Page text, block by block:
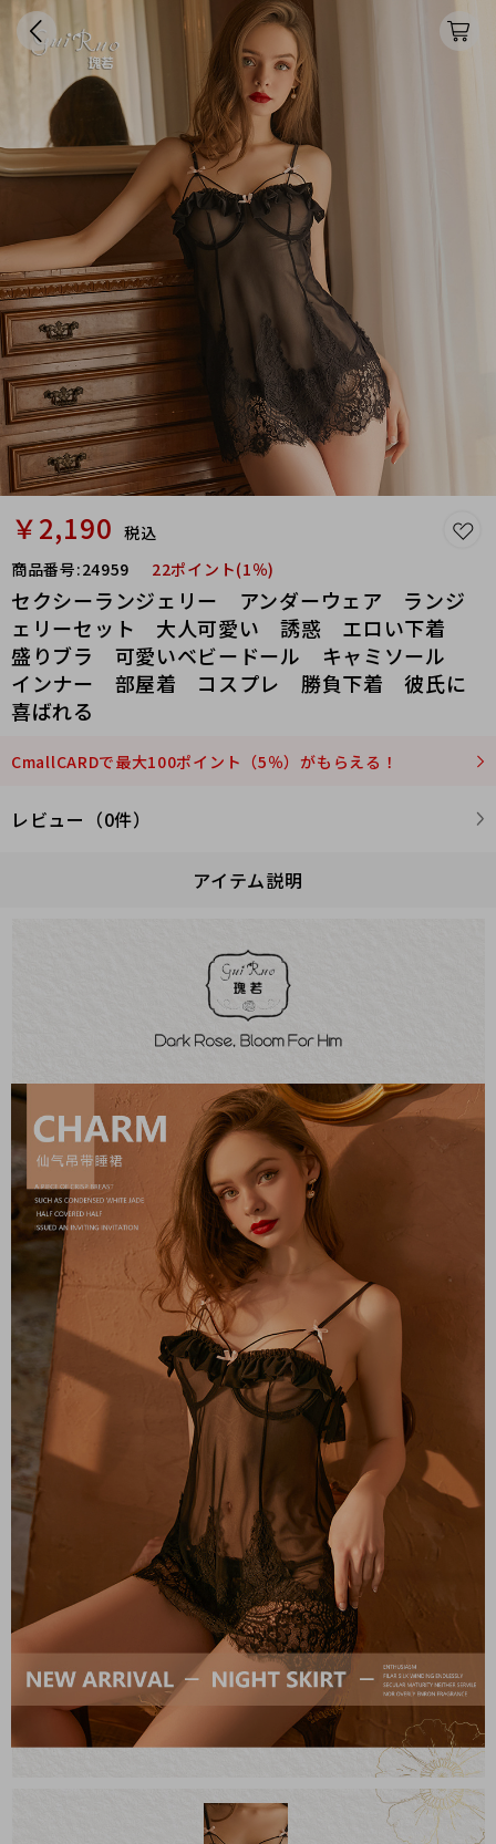
￥2,190 税込
商品番号:24959 22ポイント(1％)
セクシーランジェリー アンダーウェア ランジ
ェリーセット 大人可愛い 誘惑 エロい下着
盛りブラ 可愛いベビードール キャミソール
インナー 部屋着 コスプレ 勝負下着 彼氏に
喜ばれる
CmallCARDで最大100ポイント（5％）がもらえる！
レビュー（0件）
アイテム説明